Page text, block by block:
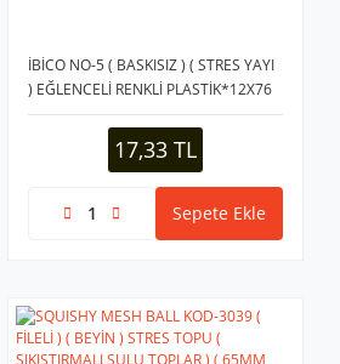
İBİCO NO-5 ( BASKISIZ ) ( STRES YAYI
) EĞLENCELİ RENKLİ PLASTİK*12X76
17,33 TL
Sepete Ekle